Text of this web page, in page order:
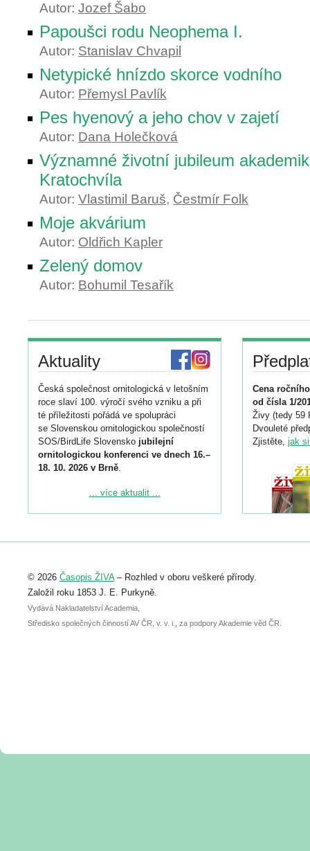
Autor: Jozef Šabo
Papoušci rodu Neophema I.
Autor: Stanislav Chvapil
Netypické hnízdo skorce vodního
Autor: Přemysl Pavlík
Pes hyenový a jeho chov v zajetí
Autor: Dana Holečková
Významné životní jubileum
Kratochvíla
Autor: Vlastimil Baruš, Čestmír Folk
Moje akvárium
Autor: Oldřich Kapler
Zelený domov
Autor: Bohumil Tesařík
Aktuality
Česká společnost ornitologická v letošním
roce slaví 100. výročí svého vzniku a při
té příležitosti pořádá ve spolupráci
se Slovenskou ornitologickou společností
SOS/BirdLife Slovensko jubilejní
ornitologickou konferenci ve dnech 16.–
18. 10. 2026 v Brně.
Podrobnější informace ke konferenci
Registrovat se můžete do 6. září.
abstraktu přihlášené přednášky nebo
posteru je už 30. června.
... více aktualit ...
Cena
od čísla 1/
Živy (tedy 59
Dvouleté
Zjistěte, jak
© 2026 Časopis ŽIVA– Rozhled v oboru veškeré přírody.
Založil roku 1853 J. E. Purkyně.
Vydává Nakladatelství Academia,
Středisko společných činností AV ČR, v. v. i., za podpory Akademie věd ČR.